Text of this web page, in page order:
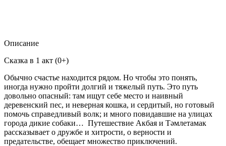
Описание
Сказка в 1 акт (0+)
Обычно счастье находится рядом. Но чтобы это понять,
иногда нужно пройти долгий и тяжелый путь. Это путь
довольно опасный: там ищут себе место и наивный
деревенский пес, и неверная кошка, и сердитый, но готовый
помочь справедливый волк; и много повидавшие на улицах
города дикие собаки… Путешествие Акбая и Тәмлетамак
рассказывает о дружбе и хитрости, о верности и
предательстве, обещает множество приключений.